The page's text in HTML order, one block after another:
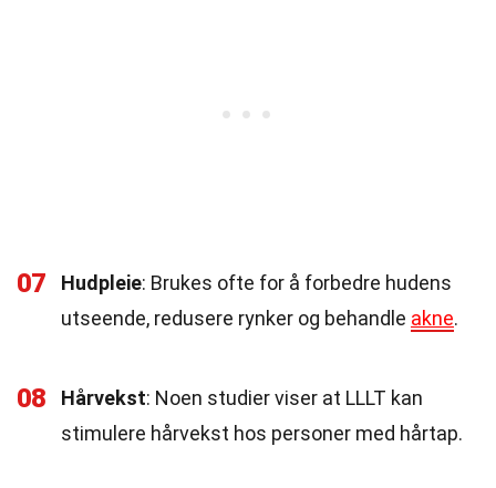
07 Hudpleie: Brukes ofte for å forbedre hudens
utseende, redusere rynker og behandle akne.
08 Hårvekst: Noen studier viser at LLLT kan
stimulere hårvekst hos personer med hårtap.